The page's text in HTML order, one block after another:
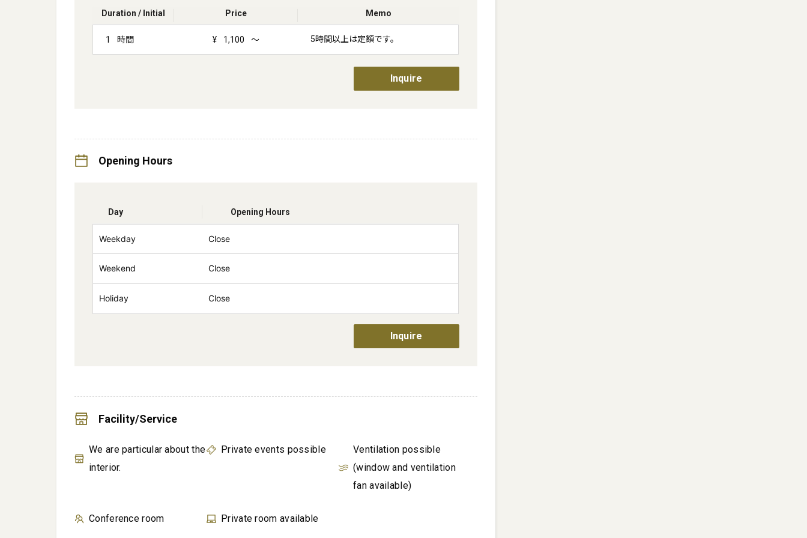
Duration / Initial Price Memo
1 時間 ¥ 1,100 ～ 5時間以上は定額です。
Inquire
Opening Hours
Day Opening Hours
Weekday Close
Weekend Close
Holiday Close
Inquire
Facility/Service
We are particular about the
interior.
Private events possible
Ventilation possible
(window and ventilation
fan available)
Conference room Private room available